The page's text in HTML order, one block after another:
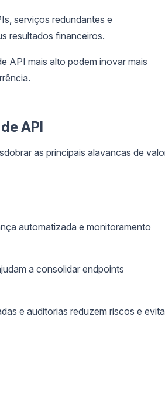
serviços redundantes e
resultados financeiros.
API mais alto podem inovar mais
API
as principais alavancas de
automatizada e monitoramento
a consolidar endpoints
e auditorias reduzem riscos e